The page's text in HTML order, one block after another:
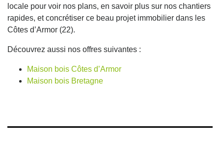
locale pour voir nos plans, en savoir plus sur nos chantiers
rapides, et concrétiser ce beau projet immobilier dans les
Côtes d’Armor (22).
Découvrez aussi nos offres suivantes :
Maison bois Côtes d’Armor
Maison bois Bretagne